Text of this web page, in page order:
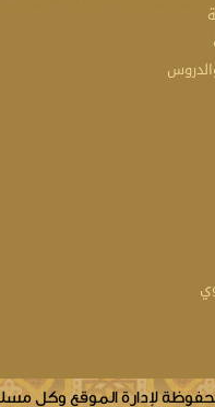
لإدارة الموقع وكل مسلم ©